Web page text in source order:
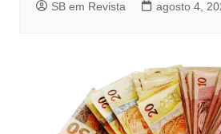
SB em Revista agosto 4,